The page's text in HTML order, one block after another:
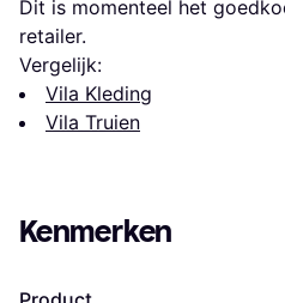
Dit is momenteel het
retailer.
Vergelijk:
Vila Kleding
Vila Truien
Kenmerken